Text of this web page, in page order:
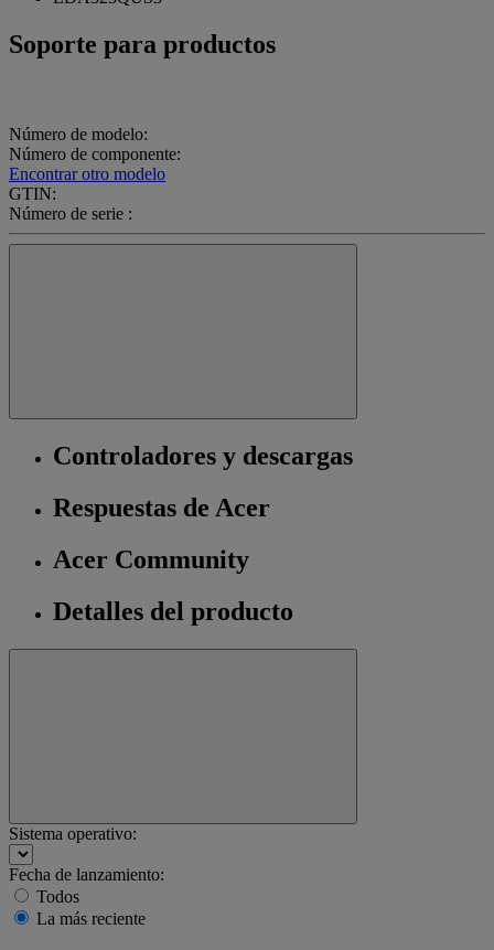
Soporte para productos
Número de modelo:
Número de componente:
Encontrar otro modelo
GTIN:
Número de serie :
Controladores y descargas
Respuestas de Acer
Acer Community
Detalles del producto
Sistema operativo:
Fecha de lanzamiento:
Todos
La más reciente